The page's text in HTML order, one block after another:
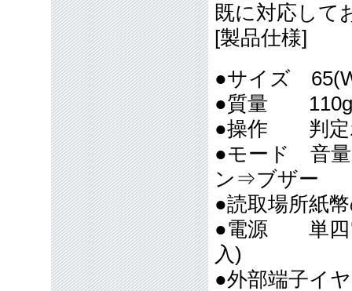
既に対応して
[製品仕様]
●サイズ
●質量
●操作 判定
●モード 音
ン⇒ブザー
●読取場所紙
●電源 単四
入)
●外部端子イ